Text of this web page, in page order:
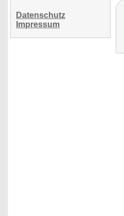
Datenschutz
Impressum